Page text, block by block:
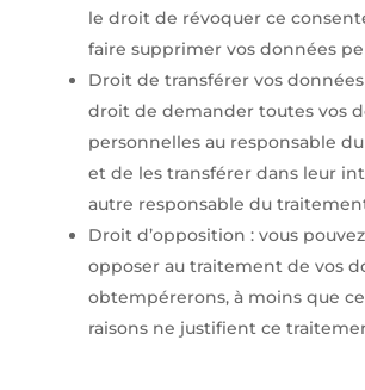
le droit de révoquer ce
faire supprimer vos données
Droit de transférer vos données
droit de demander toutes vos
personnelles au responsable
et de les transférer dans leur
autre responsable du
Droit d’opposition : vous
opposer au traitement de vos
obtempérerons, à moins que
raisons ne justifient ce